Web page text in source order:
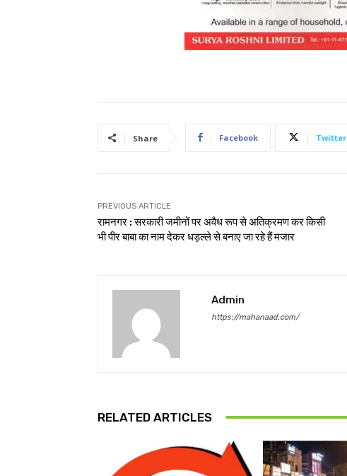
Share Facebook Twitter
PREVIOUS ARTICLE
रामनगर : सरकारी जमीनों पर अवैध रूप से अतिक्रमण कर किसी
भी पीर बाबा का नाम देकर धड़ल्ले से बनाए जा रहे हैं मजार
Admin
https://mahanaad.com/
RELATED ARTICLES